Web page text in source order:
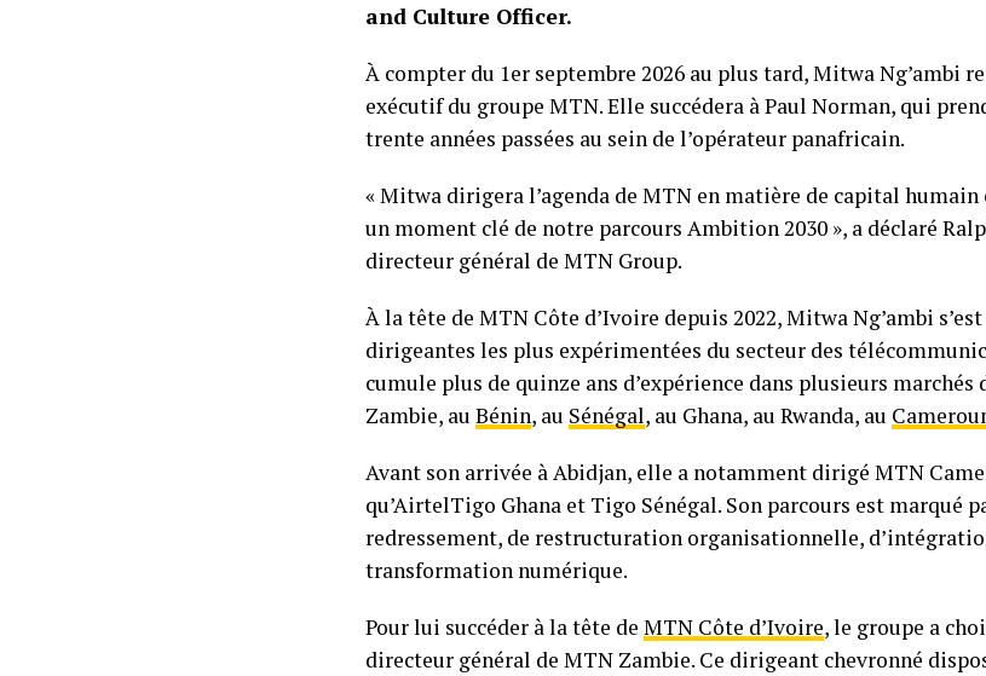
and Culture Officer.
À compter du 1er septembre 2026 au plus tard, Mitwa Ng’ambi
exécutif du groupe MTN. Elle succédera à Paul Norman, qui
trente années passées au sein de l’opérateur panafricain.
« Mitwa dirigera l’agenda de MTN en matière de capital humain
un moment clé de notre parcours Ambition 2030 », a déclaré
directeur général de MTN Group.
À la tête de MTN Côte d’Ivoire depuis 2022, Mitwa Ng’ambi
dirigeantes les plus expérimentées du secteur des
cumule plus de quinze ans d’expérience dans plusieurs
Zambie, au Bénin, au Sénégal, au Ghana, au Rwanda, au
Avant son arrivée à Abidjan, elle a notamment dirigé MTN
qu’AirtelTigo Ghana et Tigo Sénégal. Son parcours est marqué
redressement, de restructuration organisationnelle,
transformation numérique.
Pour lui succéder à la tête de MTN Côte d’Ivoire, le groupe a
directeur général de MTN Zambie. Ce dirigeant chevronné